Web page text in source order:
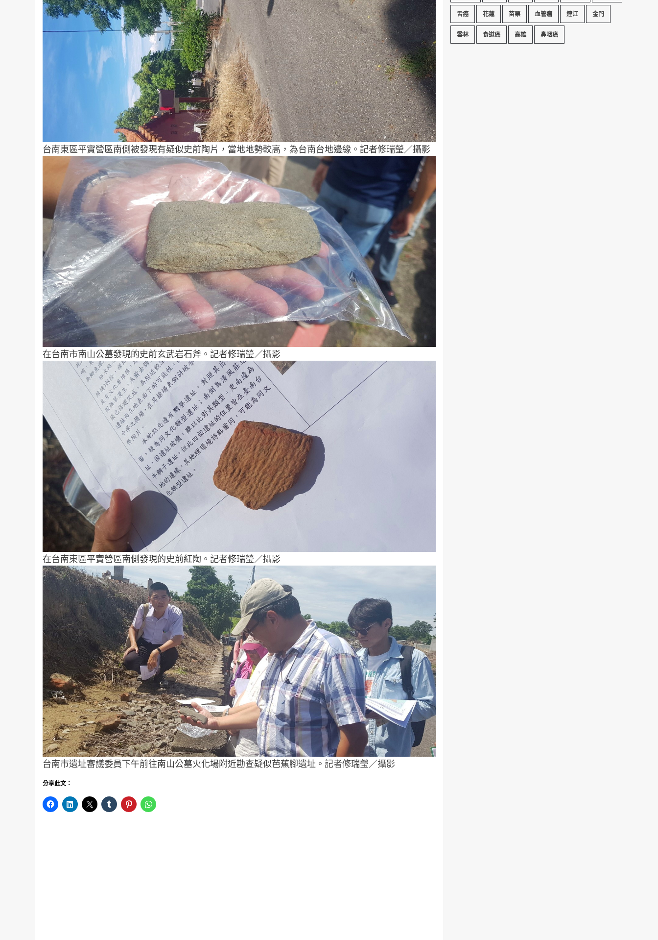
台南東區平實營區南側被發現有疑似史前陶片，當地地勢較高，為台南台地邊緣。記者修瑞瑩／攝影
在台南市南山公墓發現的史前玄武岩石斧。記者修瑞瑩／攝影
在台南東區平實營區南側發現的史前紅陶。記者修瑞瑩／攝影
台南市遺址審議委員下午前往南山公墓火化場附近勘查疑似芭蕉腳遺址。記者修瑞瑩／攝影
分享此文：
舌癌 花蓮 苗栗 血管瘤 連江 金門
雲林 食道癌 高雄 鼻咽癌